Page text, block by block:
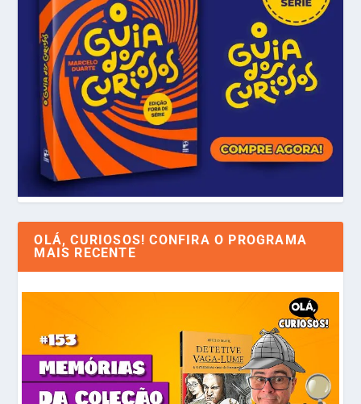
OLÁ, CURIOSOS! CONFIRA O PROGRAMA
MAIS RECENTE